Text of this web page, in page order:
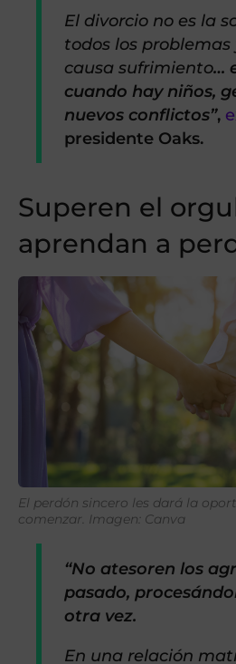
El divorcio no es la
todos los
causa sufrimiento…
cuando hay niños,
nuevos conflictos”,
presidente Oaks.
Superen el
aprendan a
El perdón sincero les dará la
comenzar. Imagen: Canva
“No atesoren los
pasado,
otra vez.
En una relación